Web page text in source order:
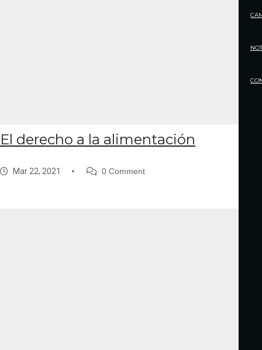
El derecho a la alimentación
Mar 22, 2021 0 Comment